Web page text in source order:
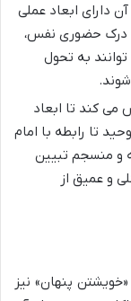
دارای ابعاد عملی
درک حضوری نفس،
به تحول
می کند تا ابعاد
تا رابطه با امام
و منسجم تبیین
و عمیق از
پنهان» نیز